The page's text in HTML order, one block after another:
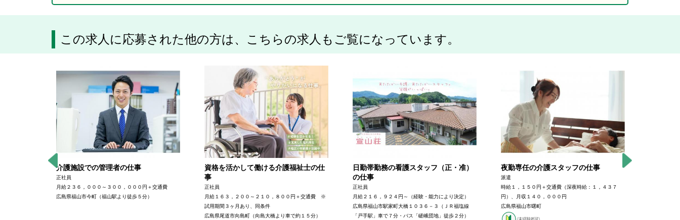
この求人に応募された他の方は、こちらの求人もご覧になっています。
介護施設での管理者の仕事
正社員
月給２３６，０００～３００，０００円＋交通費
広島県福山市今町（福山駅より徒歩５分）
資格を活かして働ける介護福祉士の仕
事
正社員
月給１６３，２００～２１０，８００円＋交通費 ※
試用期間３ヶ月あり、同条件
広島県尾道市向島町（向島大橋より車で約１５分）
日勤帯勤務の看護スタッフ（正・准）
の仕事
正社員
月給２１６，９２４円～（経験・能力により決定）
広島県福山市駅家町大橋１０３６－３（ＪＲ福塩線
「戸手駅」車で７分・バス「嵯峨団地」徒歩２分）
夜勤専任の介護スタッフの仕事
派遣
時給１，１５０円＋交通費（深夜時給：１，４３７
円）、月収１４０，０００円
広島県福山市曙町